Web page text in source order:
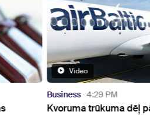
pārceļ "airBaltic"
No